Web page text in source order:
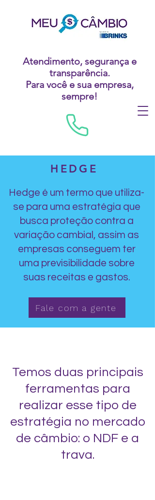
Atendimento, segurança e
transparência.
Para você e sua empresa,
sempre!
HEDGE
Hedge é um termo que utiliza-
se para uma estratégia que
busca proteção contra a
variação cambial, assim as
empresas conseguem ter
uma previsibilidade sobre
suas receitas e gastos.
Fale com a gente
Temos duas principais
ferramentas para
realizar esse tipo de
estratégia no mercado
de câmbio: o NDF e a
trava.